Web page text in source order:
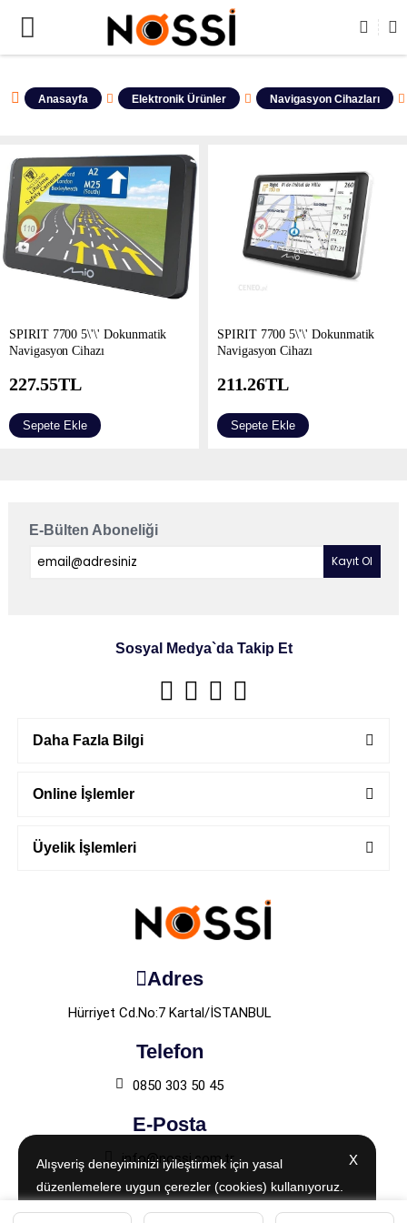
TAMAMI DEMODUR SATIŞA KAPALIDIR !
Anasayfa Elektronik Ürünler Navigasyon Cihazları
SPIRIT 7700 5\'\' Dokunmatik
Navigasyon Cihazı
227.55TL
Sepete Ekle
SPIRIT 7700 5\'\' Dokunmatik
Navigasyon Cihazı
211.26TL
Sepete Ekle
X
Alışveriş deneyiminizi iyileştirmek için yasal
düzenlemelere uygun çerezler (cookies) kullanıyoruz.
Detaylı bilgiyeAydınlatma Metnisayfamızdan
E-Bülten Aboneliği
Sosyal Medya`da Takip Et
Daha Fazla Bilgi
Online İşlemler
Üyelik İşlemleri
Adres
Hürriyet Cd.No:7 Kartal/İSTANBUL
Telefon
0850 303 50 45
E-Posta
info@nossi.com.tr X
Alışveriş deneyiminizi iyileştirmek için yasal
düzenlemelere uygun çerezler (cookies) kullanıyoruz.
Detaylı bilgiyeAydınlatma Metnisayfamızdan